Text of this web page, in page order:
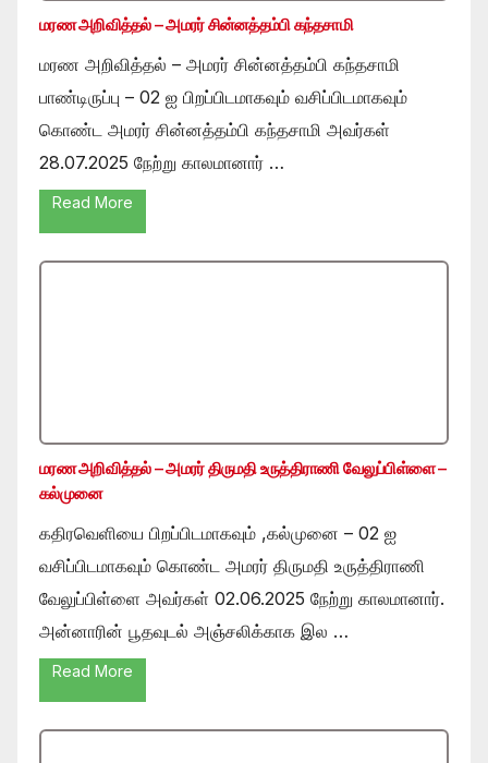
மரண அறிவித்தல் – அமரர் சின்னத்தம்பி கந்தசாமி
மரண அறிவித்தல் – அமரர் சின்னத்தம்பி கந்தசாமி
பாண்டிருப்பு – 02 ஐ பிறப்பிடமாகவும் வசிப்பிடமாகவும்
கொண்ட அமரர் சின்னத்தம்பி கந்தசாமி அவர்கள்
28.07.2025 நேற்று காலமானார் …
Read More
மரண அறிவித்தல் – அமரர் திருமதி உருத்திராணி வேலுப்பிள்ளை –
கல்முனை
கதிரவெளியை பிறப்பிடமாகவும் ,கல்முனை – 02 ஐ
வசிப்பிடமாகவும் கொண்ட அமரர் திருமதி உருத்திராணி
வேலுப்பிள்ளை அவர்கள் 02.06.2025 நேற்று காலமானார்.
அன்னாரின் பூதவுடல் அஞ்சலிக்காக இல …
Read More